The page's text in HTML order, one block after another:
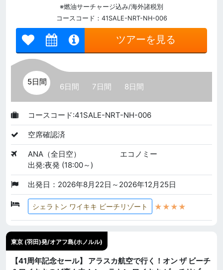
※燃油サーチャージ込み/海外諸税別
コースコード：41SALE-NRT-NH-006
ツアーを見る
5日間
6日間 7日間 8日間
コースコード:41SALE-NRT-NH-006
空席確認済
ANA（全日空）
エコノミー
出発:夜発 (18:00～)
出発日：2026年8月22日～2026年12月25日
シェラトン ワイキキ ビーチリゾート ★★★★
東京 (羽田)発/オアフ島(ホノルル)
【41周年記念セール】 アラスカ航空で行く！オン ザ ビーチ